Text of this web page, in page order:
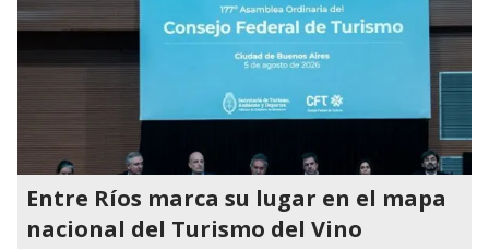
Entre Ríos marca su lugar en el mapa
nacional del Turismo del Vino